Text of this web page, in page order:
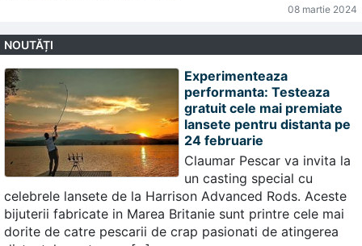
08 martie 2024
NOUTĂȚI
Experimenteaza
performanta: Testeaza
gratuit cele mai premiate
lansete pentru distanta pe
24 februarie
Claumar Pescar va invita la
un casting special cu
celebrele lansete de la Harrison Advanced Rods. Aceste
bijuterii fabricate in Marea Britanie sunt printre cele mai
dorite de catre pescarii de crap pasionati de atingerea